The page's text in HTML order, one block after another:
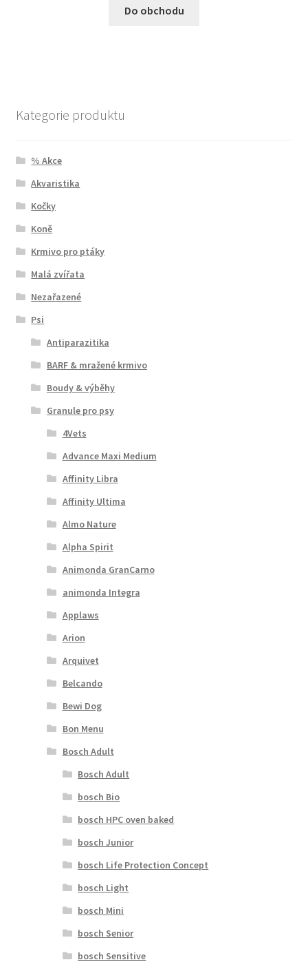
Do obchodu
Kategorie produktu
% Akce
Akvaristika
Kočky
Koně
Krmivo pro ptáky
Malá zvířata
Nezařazené
Psi
Antiparazitika
BARF & mražené krmivo
Boudy & výběhy
Granule pro psy
4Vets
Advance Maxi Medium
Affinity Libra
Affinity Ultima
Almo Nature
Alpha Spirit
Animonda GranCarno
animonda Integra
Applaws
Arion
Arquivet
Belcando
Bewi Dog
Bon Menu
Bosch Adult
Bosch Adult
bosch Bio
bosch HPC oven baked
bosch Junior
bosch Life Protection Concept
bosch Light
bosch Mini
bosch Senior
bosch Sensitive